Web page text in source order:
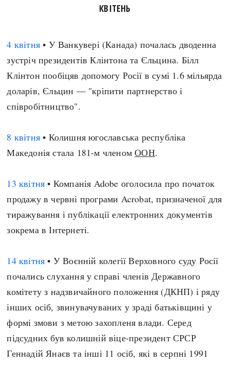
КВІТЕНЬ
4 квітня • У Ванкувері (Канада) почалась дводенна
зустріч президентів Клінтона та Єльцина. Білл
Клінтон пообіцяв допомогу Росії в сумі 1.6 мільярда
доларів, Єльцин — "кріпити партнерство і
співробітництво".
8 квітня • Колишня югославська республіка
Македонія стала 181-м членомООН.
13 квітня • Компанія Adobe оголосила про початок
продажу в червні програми Acrobat, призначеної для
тиражування і публікації електронних документів
зокрема в Інтернеті.
14 квітня • У Воєнній колегії Верховного суду Росії
почались слухання у справі членів Державного
комітету з надзвичайного положення (ДКНП) і ряду
інших осіб, звинувачуваних у зраді батьківщині у
формі змови з метою захопленя влади. Серед
підсудних був колишній віце-президент СРСР
Геннадій Янаєв та інші 11 осіб, які в серпні 1991